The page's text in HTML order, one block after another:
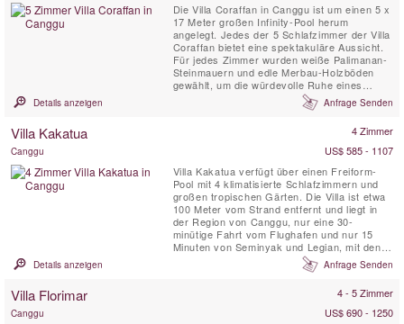
Die Villa Coraffan in Canggu ist um einen 5 x
17 Meter großen Infinity-Pool herum
angelegt. Jedes der 5 Schlafzimmer der Villa
Coraffan bietet eine spektakuläre Aussicht.
Für jedes Zimmer wurden weiße Palimanan-
Steinmauern und edle Merbau-Holzböden
gewählt, um die würdevolle Ruhe eines
Tempels mit erdiger Wärme zu verbinden.
Die Villa Coraffan verfügt über ein Open-Air-
Gemeinschaftsbereichen gehören eine
separate Aussichtsplattform, ...
Details anzeigen Anfrage Senden
Villa Kakatua 4 Zimmer
Canggu
US$ 585 - 1107
Villa Kakatua verfügt über einen Freiform-
Pool mit 4 klimatisierte Schlafzimmern und
großen tropischen Gärten. Die Villa ist etwa
100 Meter vom Strand entfernt und liegt in
der Region von Canggu, nur eine 30-
minütige Fahrt vom Flughafen und nur 15
Minuten von Seminyak und Legian, mit den
besten Restaurants und Geschäften.
Details anzeigen Anfrage Senden
Villa Florimar 4 - 5 Zimmer
Canggu
US$ 690 - 1250